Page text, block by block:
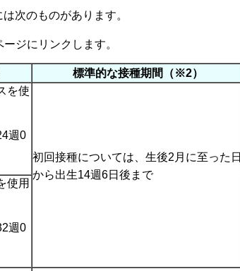
次のものがあります。
ジにリンクします。
標準的な接種期間（※2）
を使
週0
初回接種については、生後2月に至った日
から出生14週6日後まで
使用
週0